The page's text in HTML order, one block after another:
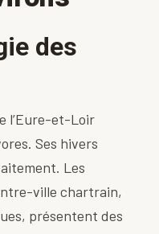
des
l’Eure-et-Loir
Ses hivers
Les
ville chartrain,
présentent des